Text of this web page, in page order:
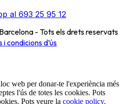
al 693 25 95 12
- Tots els drets reservats
i condicions d’ús
web per donar-te l'experiència més
l'ús de totes les cookies. Pots
Pots veure la cookie policy.